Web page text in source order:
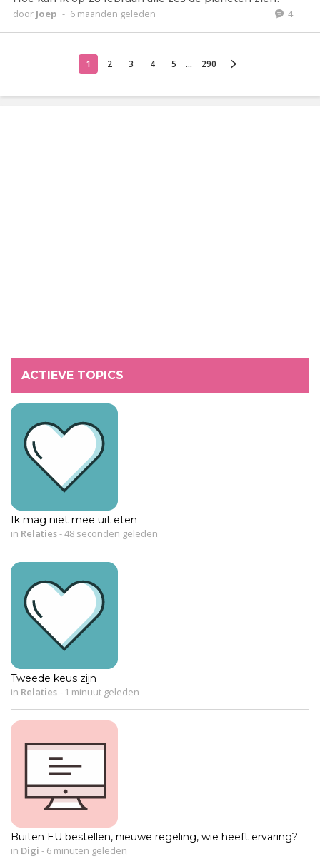
door Joep - 6 maanden geleden 4
1 2 3 4 5 ... 290
ACTIEVE TOPICS
Ik mag niet mee uit eten
in Relaties-48 seconden geleden
Tweede keus zijn
in Relaties- 1 minuut geleden
Buiten EU bestellen, nieuwe regeling, wie heeft ervaring?
in Digi - 6 minuten geleden